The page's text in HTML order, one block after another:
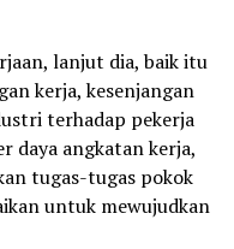
lanjut dia, baik itu
kerja, kesenjangan
terhadap pekerja
daya angkatan kerja,
tugas-tugas pokok
untuk mewujudkan